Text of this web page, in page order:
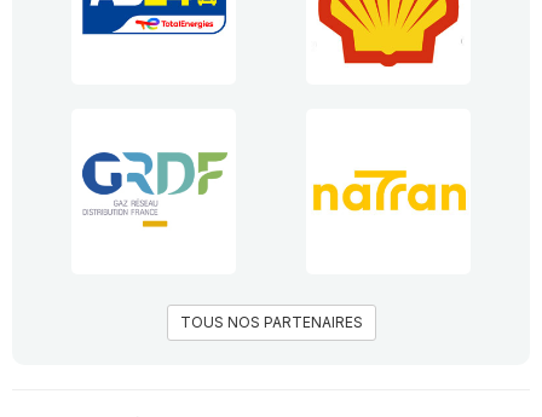
TOUS NOS PARTENAIRES